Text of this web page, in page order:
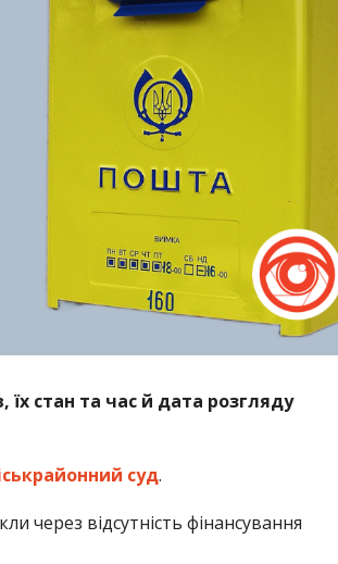
стан та час й дата розгляду
суд.
через відсутність фінансування